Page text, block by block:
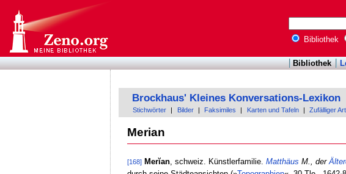
Bibliothek
Bibliothek
Brockhaus' Kleines Konversations-Lexikon
Stichwörter Bilder Faksimiles Karten und Tafeln Zufälliger
Merian
[168] Merĭan, schweiz. Künstlerfamilie. Matthäus M., der